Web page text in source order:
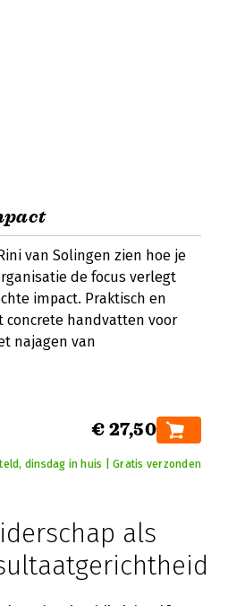
van Solingen zien hoe je
de focus verlegt
impact. Praktisch en
concrete handvatten voor
najagen van
€ 27,50
dinsdag in huis | Gratis verzonden
als